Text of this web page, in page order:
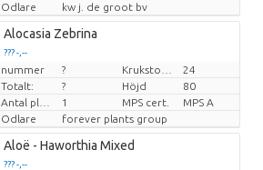
Odlare
kw j. de groot bv
Alocasia Zebrina
??? -,--
Pris per enhet
nummer ?
24
Totalt:
? Höjd
80
1 MPS cert.
MPS A
Odlare
forever plants group
Aloë - Haworthia Mixed
??? -,--